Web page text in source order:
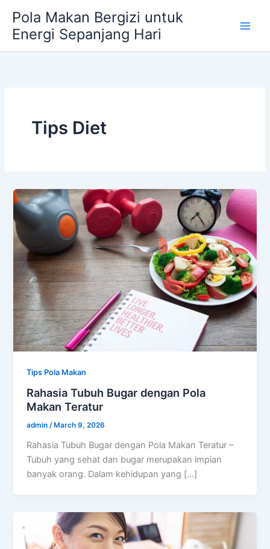
content
Pola Makan Bergizi untuk
Energi Sepanjang Hari
Tips Diet
Tips Pola Makan
Rahasia Tubuh Bugar dengan Pola
Makan Teratur
admin/ March 9, 2026
Rahasia Tubuh Bugar dengan Pola Makan Teratur –
Tubuh yang sehat dan bugar merupakan impian
banyak orang. Dalam kehidupan yang […]